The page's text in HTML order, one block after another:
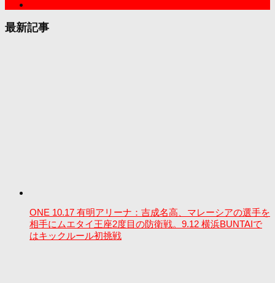
最新記事
ONE 10.17 有明アリーナ：吉成名高、マレーシアの選手を
相手にムエタイ王座2度目の防衛戦。9.12 横浜BUNTAIで
はキックルール初挑戦